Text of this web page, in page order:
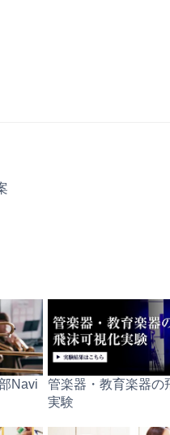
Navi
管楽器・教育楽器の
実験